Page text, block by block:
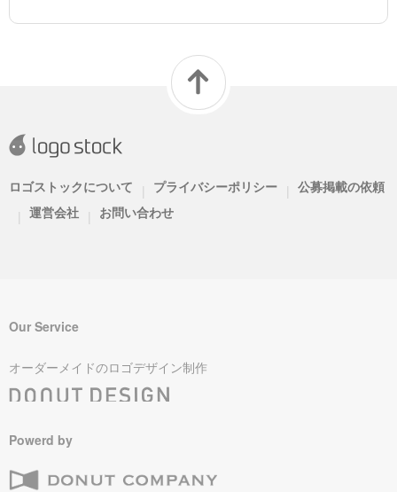
ロゴストックについて | プライバシーポリシー | 公募掲載の依頼
| 運営会社 | お問い合わせ
Our Service
オーダーメイドのロゴデザイン制作
Powerd by